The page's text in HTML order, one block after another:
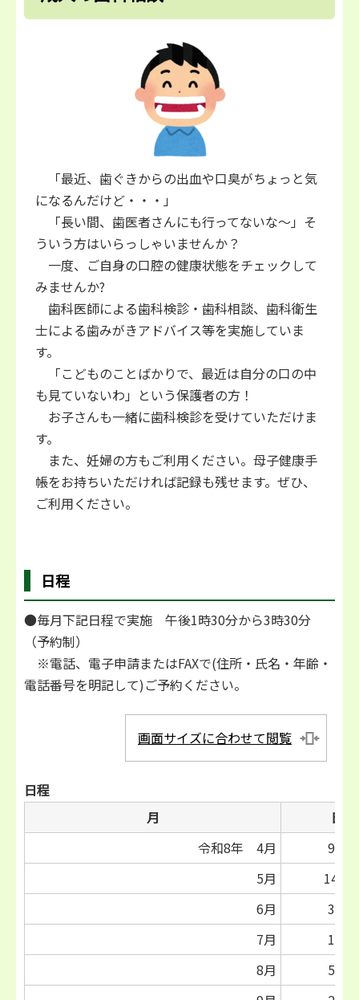
「最近、歯ぐきからの出血や口臭がちょっと気
になるんだけど・・・」
「長い間、歯医者さんにも行ってないな～」そ
ういう方はいらっしゃいませんか？
一度、ご自身の口腔の健康状態をチェックして
みませんか?
歯科医師による歯科検診・歯科相談、歯科衛生
士による歯みがきアドバイス等を実施していま
す。
「こどものことばかりで、最近は自分の口の中
も見ていないわ」という保護者の方！
お子さんも一緒に歯科検診を受けていただけま
す。
また、妊婦の方もご利用ください。母子健康手
帳をお持ちいただければ記録も残せます。ぜひ、
ご利用ください。
日程
●毎月下記日程で実施 午後1時30分から3時30分
（予約制）
※電話、電子申請またはFAXで(住所・氏名・年齢・
電話番号を明記して)ご予約ください。
画面サイズに合わせて閲覧
日程
月
日
令和8年 4月
9日
5月
14日
6月
3日
7月
1日
8月
5日